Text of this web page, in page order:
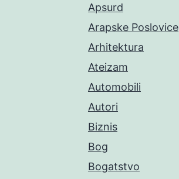
Apsurd
Arapske Poslovice
Arhitektura
Ateizam
Automobili
Autori
Biznis
Bog
Bogatstvo